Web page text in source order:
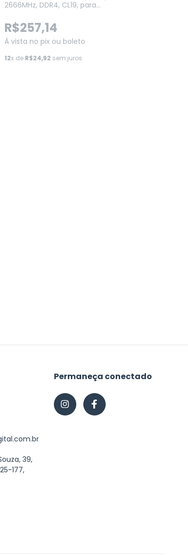
2666MHz, DDR4, CL19, para
R$257,14
Á vista no pix ou boleto
12x de R$24,92 sem juros
39,
177,
Permaneça conectado